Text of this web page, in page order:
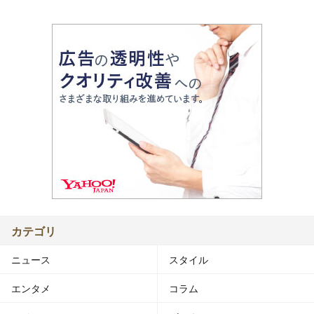
カテゴリ
ニュース スタイル
エンタメ コラム